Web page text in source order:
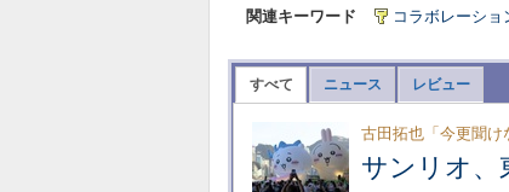
関連キーワード コラボレーショ
すべて ニュース レビュー
古田拓也「今更聞け
サンリオ、